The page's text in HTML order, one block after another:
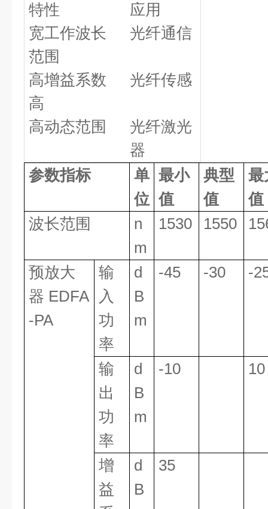
特性
应用
宽工作波长
范围
光纤通信
高增益系数
高
光纤传感
高动态范围
光纤激光
器
参数指标
单
位
最小
值
典型
值
最
值
波长范围
n
m
1530 1550
预放大
器 EDFA
-PA
输
入
功
率
d
B
m
-45 -30 -
输
出
功
率
d
B
m
-10 10
增
益
d
B
35